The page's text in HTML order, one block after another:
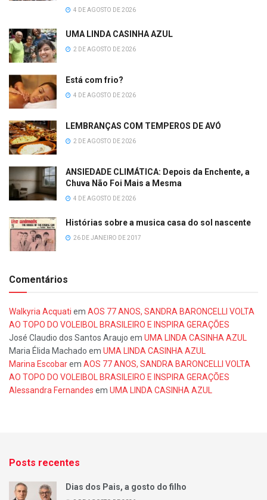
4 DE AGOSTO DE 2026
UMA LINDA CASINHA AZUL
2 DE AGOSTO DE 2026
Está com frio?
4 DE AGOSTO DE 2026
LEMBRANÇAS COM TEMPEROS DE AVÓ
2 DE AGOSTO DE 2026
ANSIEDADE CLIMÁTICA: Depois da Enchente, a
Chuva Não Foi Mais a Mesma
4 DE AGOSTO DE 2026
Histórias sobre a musica casa do sol nascente
26 DE JANEIRO DE 2017
Comentários
Walkyria Acquati em AOS 77 ANOS, SANDRA BARONCELLI VOLTA
AO TOPO DO VOLEIBOL BRASILEIRO E INSPIRA GERAÇÕES
José Claudio dos Santos Araujo em UMA LINDA CASINHA AZUL
Maria Élida Machado em UMA LINDA CASINHA AZUL
Marina Escobarem AOS 77 ANOS, SANDRA BARONCELLI VOLTA
AO TOPO DO VOLEIBOL BRASILEIRO E INSPIRA GERAÇÕES
Alessandra Fernandes em UMA LINDA CASINHA AZUL
Posts recentes
Dias dos Pais, a gosto do filho